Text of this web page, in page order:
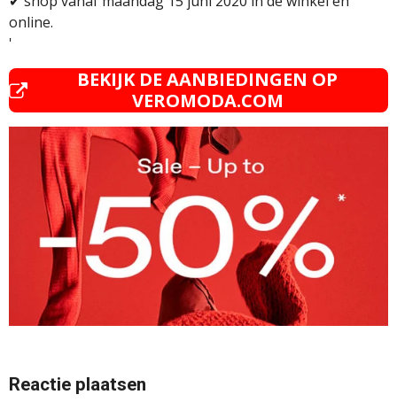
online.
'
BEKIJK DE AANBIEDINGEN OP
VEROMODA.COM
Reactie plaatsen